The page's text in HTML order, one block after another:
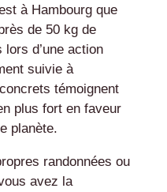
à Hambourg que
de 50 kg de
d’une action
suivie à
témoignent
plus fort en faveur
planète.
randonnées ou
avez la